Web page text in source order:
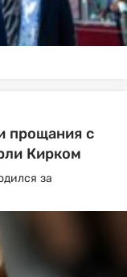
прощания с
Кирком
за